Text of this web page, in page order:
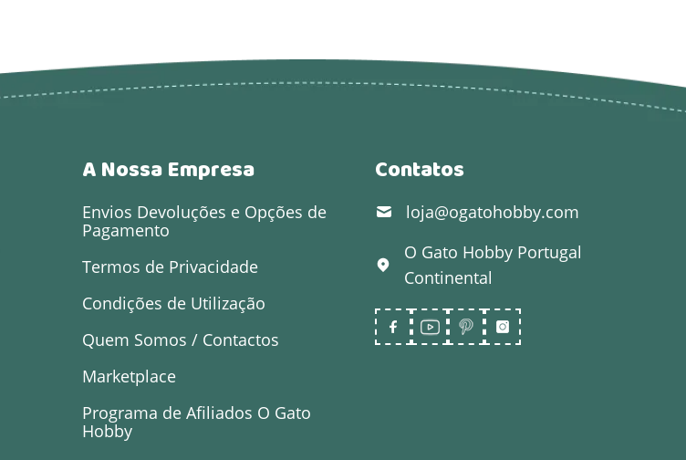
A Nossa Empresa
Envios Devoluções e Opções de
Pagamento
Termos de Privacidade
Condições de Utilização
Quem Somos / Contactos
Marketplace
Programa de Afiliados O Gato
Hobby
Contatos
loja@ogatohobby.com
O Gato Hobby Portugal
Continental